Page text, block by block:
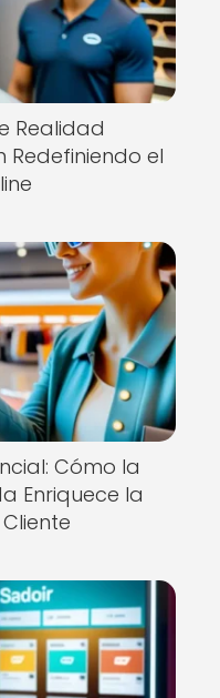
Realidad
el
Cómo la
Enriquece la